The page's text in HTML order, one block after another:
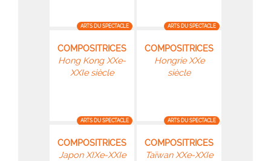
ARTS DU SPECTACLE ARTS DU SPECTACLE
COMPOSITRICES
Hong Kong XXe-
XXIe siècle
ARTS DU SPECTACLE
COMPOSITRICES
Hongrie XXe
siècle
ARTS DU SPECTACLE
COMPOSITRICES
Japon XIXe-XXIe
COMPOSITRICES
Taïwan XXe-XXIe